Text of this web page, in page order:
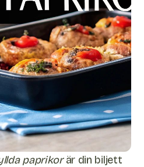
paprikorär din biljett